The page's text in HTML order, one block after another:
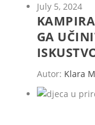
July 5, 2024
GA
Autor: Klara